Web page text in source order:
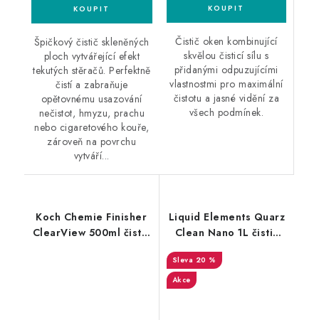
Špičkový čistič skleněných
ploch vytvářející efekt
tekutých stěračů. Perfektně
čistí a zabraňuje
opětovnému usazování
nečistot, hmyzu, prachu
nebo cigaretového kouře,
zároveň na povrchu
vytváří...
Čistič oken kombinující
skvělou čisticí sílu s
přidanými odpuzujícími
vlastnostmi pro maximální
čistotu a jasné vidění za
všech podmínek.
Koch Chemie Finisher
ClearView 500ml čistič
Liquid Elements Quarz
Clean Nano 1L čistič
oken s odpuzujícím
efektem
20 %
Akce